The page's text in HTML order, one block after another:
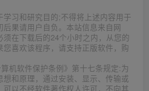
习和研究目的;不得将上述内容用于
果请用户自负。本站信息来自网
在下载后的24个小时之内，从您的
喜欢该程序，请支持正版软件，购
机软件保护条例》第十七条规定:为
和原理，通过安装、显示、传输或
以不经软件著作权人许可，不向其